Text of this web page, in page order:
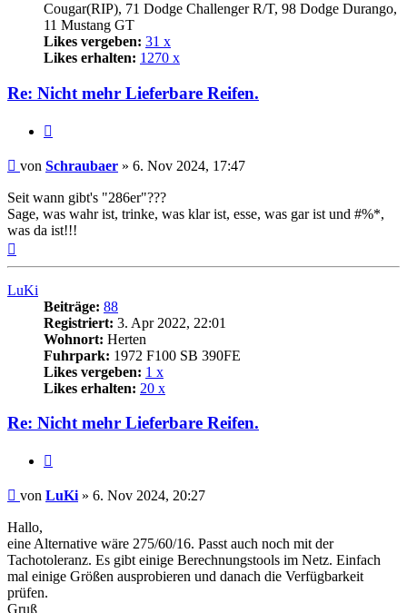
Cougar(RIP), 71 Dodge Challenger R/T, 98 Dodge Durango,
11 Mustang GT
Likes vergeben: 31 x
Likes erhalten: 1270 x
Re: Nicht mehr Lieferbare Reifen.
Beitrag
von Schraubaer » 6. Nov 2024, 17:47
Seit wann gibt's "286er"???
Sage, was wahr ist, trinke, was klar ist, esse, was gar ist und #%*,
was da ist!!!
LuKi
Beiträge: 88
Registriert: 3. Apr 2022, 22:01
Wohnort: Herten
Fuhrpark: 1972 F100 SB 390FE
Likes vergeben: 1 x
Likes erhalten: 20 x
Re: Nicht mehr Lieferbare Reifen.
Beitrag
von LuKi » 6. Nov 2024, 20:27
Hallo,
eine Alternative wäre 275/60/16. Passt auch noch mit der
Tachotoleranz. Es gibt einige Berechnungstools im Netz. Einfach
mal einige Größen ausprobieren und danach die Verfügbarkeit
prüfen.
Gruß